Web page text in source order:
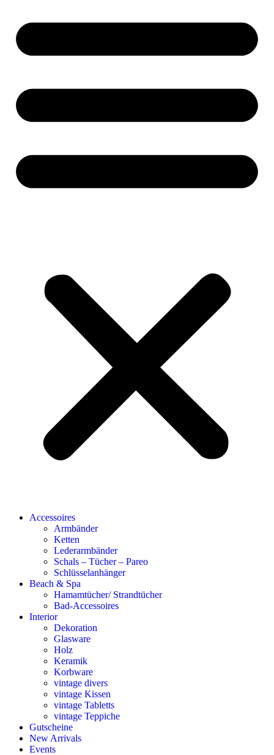
Accessoires
Armbänder
Ketten
Lederarmbänder
Schals – Tücher – Pareo
Schlüsselanhänger
Beach & Spa
Hamamtücher/ Strandtücher
Bad-Accessoires
Interior
Dekoration
Glasware
Holz
Keramik
Korbware
vintage divers
vintage Kissen
vintage Tabletts
vintage Teppiche
Gutscheine
New Arrivals
Events